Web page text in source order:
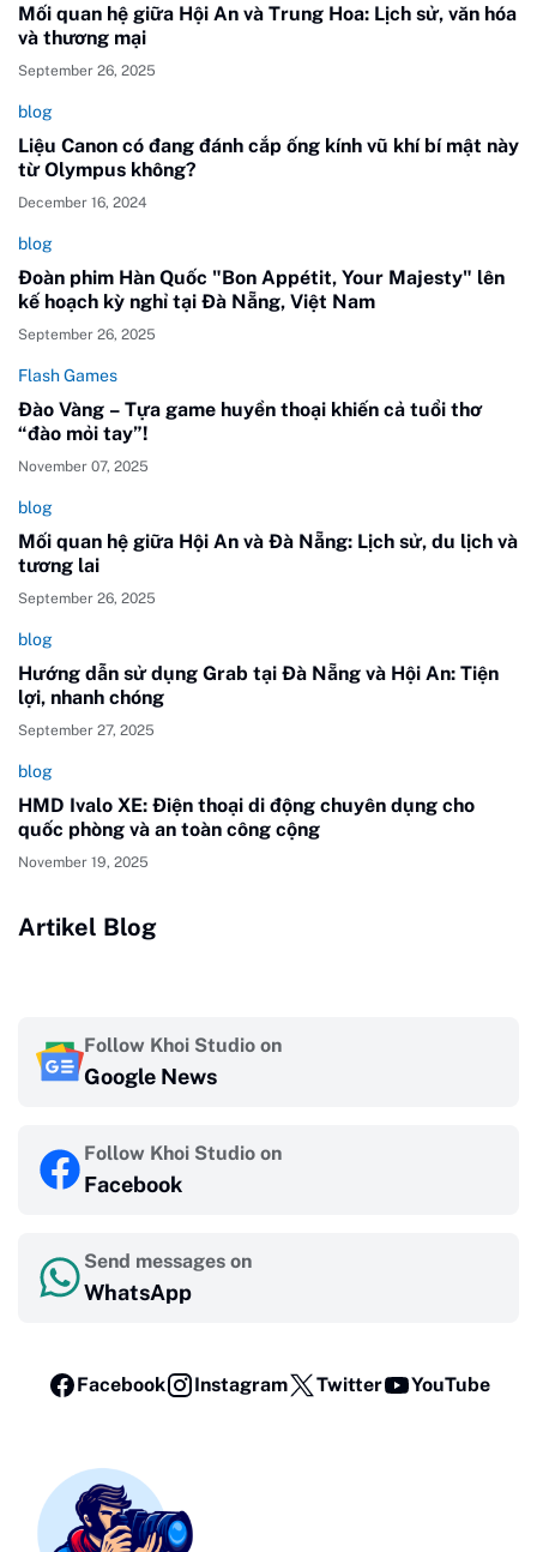
Mối quan hệ giữa Hội An và Trung Hoa: Lịch sử, văn hóa
và thương mại
September 26, 2025
blog
Liệu Canon có đang đánh cắp ống kính vũ khí bí mật này
từ Olympus không?
December 16, 2024
blog
Đoàn phim Hàn Quốc "Bon Appétit, Your Majesty" lên
kế hoạch kỳ nghỉ tại Đà Nẵng, Việt Nam
September 26, 2025
Flash Games
Đào Vàng – Tựa game huyền thoại khiến cả tuổi thơ
“đào mỏi tay”!
November 07, 2025
blog
Mối quan hệ giữa Hội An và Đà Nẵng: Lịch sử, du lịch và
tương lai
September 26, 2025
blog
Hướng dẫn sử dụng Grab tại Đà Nẵng và Hội An: Tiện
lợi, nhanh chóng
September 27, 2025
blog
HMD Ivalo XE: Điện thoại di động chuyên dụng cho
quốc phòng và an toàn công cộng
November 19, 2025
Artikel Blog
Follow Khoi Studio on
Google News
Follow Khoi Studio on
Facebook
Send messages on
WhatsApp
Facebook Instagram Twitter YouTube